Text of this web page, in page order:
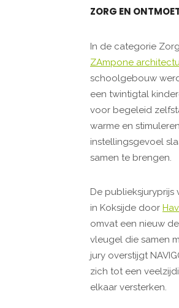
ZORG EN
In de categorie
ZAmpone
schoolgebouw
een twintigtal
voor begeleid
warme en
instellingsgevoel
samen te brengen.
De publieksjuryprijs
in Koksijde door
omvat een nieuw
vleugel die samen
jury overstijgt
zich tot een
elkaar versterken.